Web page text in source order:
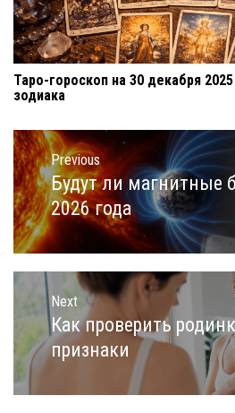
Таро-гороскоп на 30 декабря
зодиака
Навигация
по
записям
Previous
Previous
post:
Будут ли магнитные
2026 года
Next
Next
post:
Как проверить
признаки